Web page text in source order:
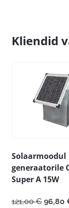
Kliendid
Solaarmoodul
generaatorile
Super A 15W
121,00€ Algne
96,80